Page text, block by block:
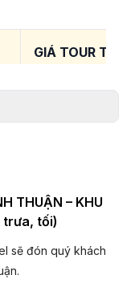
GIÁ TOUR
TRÌNH:
được mệnh danh là
THUẬN – KHU
trưa, tối)
sẽ đón quý khách